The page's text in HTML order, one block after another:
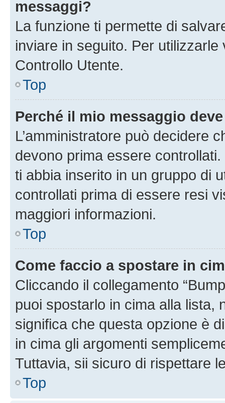
messaggi?
La funzione ti permette di
inviare in seguito. Per utilizzarle
Controllo Utente.
Top
Perché il mio messaggio
L’amministratore può decidere
devono prima essere
ti abbia inserito in un gruppo di
controllati prima di essere resi
maggiori informazioni.
Top
Come faccio a spostare in
Cliccando il collegamento
puoi spostarlo in cima alla lista,
significa che questa opzione è
in cima gli argomenti
Tuttavia, sii sicuro di rispettare
Top